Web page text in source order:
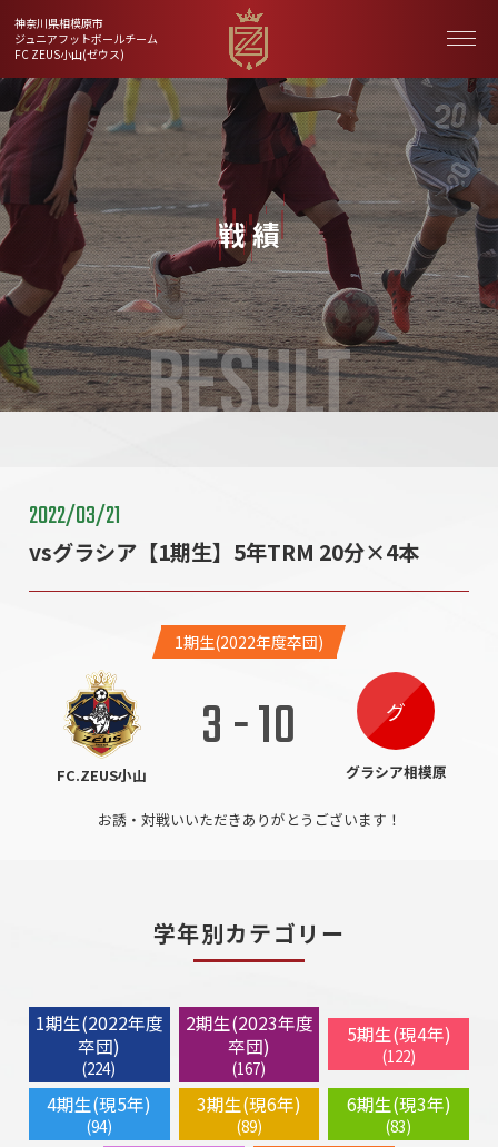
神奈川県相模原市
ジュニアフットボールチーム
FC ZEUS小山(ゼウス)
戦 績
RESULT
2022/03/21
vsグラシア【1期生】5年TRM 20分×4本
1期生(2022年度卒団)
FC.ZEUS小山
3-10 グ
グラシア相模原
お誘・対戦いいただきありがとうございます！
学年別カテゴリー
1期生(2022年度
卒団)
(224)
2期生(2023年度
卒団)
(167)
5期生(現4年)
(122)
4期生(現5年)
(94)
3期生(現6年)
(89)
6期生(現3年)
(83)